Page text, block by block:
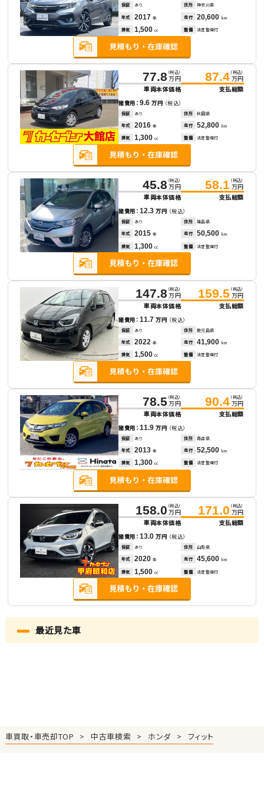
保証 あり 住所 神奈川県
年式 2017 年 走行 20,600 km
排気 1,500 cc 整備 法定整備付
77.8 （税込）
万円
車両本体価格
87.4 （税込）
万円
支払総額
諸費用：9.6万円 （税込）
保証 あり 住所 秋田県
年式 2016 年 走行 52,800 km
排気 1,300 cc 整備 法定整備付
45.8 （税込）
万円
車両本体価格
58.1 （税込）
万円
支払総額
諸費用：12.3万円 （税込）
保証 あり 住所 福島県
年式 2015 年 走行 50,500 km
排気 1,300 cc 整備 法定整備付
147.8 （税込）
万円
車両本体価格
159.5 （税込）
万円
支払総額
諸費用：11.7万円 （税込）
保証 あり 住所 鹿児島県
年式 2022 年 走行 41,900 km
排気 1,500 cc 整備 法定整備付
78.5 （税込）
万円
車両本体価格
90.4 （税込）
万円
支払総額
諸費用：11.9万円 （税込）
保証 あり 住所 青森県
年式 2013 年 走行 52,500 km
排気 1,300 cc 整備 法定整備付
158.0 （税込）
万円
車両本体価格
171.0 （税込）
万円
支払総額
諸費用：13.0万円 （税込）
保証 あり 住所 山梨県
年式 2020 年 走行 45,600 km
排気 1,500 cc 整備 法定整備付
最近見た車
車買取・車売却TOP 中古車検索 ホンダ フィット